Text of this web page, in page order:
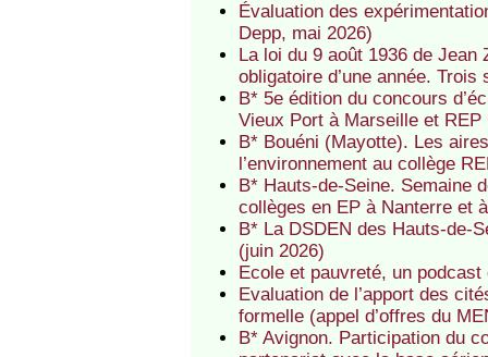
Évaluation des
Depp, mai 2026)
La loi du 9 août 1936 de Jean
obligatoire d’une année.
B* 5e édition du concours
Vieux Port à Marseille et
B* Bouéni (Mayotte). Les
l’environnement au collège
B* Hauts-de-Seine. Semaine
collèges en EP à Nanterre et
B* La DSDEN des Hauts-de-
(juin 2026)
Ecole et pauvreté, un
Evaluation de l’apport des
formelle (appel d’offres du
B* Avignon. Participation du